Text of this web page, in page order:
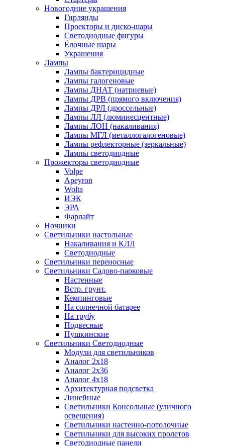
Новогодние украшения
Гирлянды
Проекторы и диско-шары
Светодиодные фигуры
Ёлочные шары
Украшения
Лампы
Лампы бактерицидные
Лампы галогеновые
Лампы ДНАТ (натриевые)
Лампы ДРВ (прямого включения)
Лампы ДРЛ (дроссельные)
Лампы ЛЛ (люминесцентные)
Лампы ЛОН (накаливания)
Лампы МГЛ (металлогалогеновые)
Лампы рефлекторные (зеркальные)
Лампы светодиодные
Прожекторы светодиодные
Volpe
Apeyron
Wolta
ИЭК
ЭРА
Фарлайт
Ночники
Светильники настольные
Накаливания и КЛЛ
Светодиодные
Светильники переносные
Светильники Садово-парковые
Настенные
Встр. грунт.
Кемпинговые
На солнечной батарее
На трубу
Подвесные
Пушкинские
Светильники Светодиодные
Модули для светильников
Аналог 2х18
Аналог 2х36
Аналог 4х18
Архитектурная подсветка
Линейные
Светильники Консольные (уличного
освещения)
Светильники настенно-потолочные
Светильники для высоких пролетов
Светодиодные панели